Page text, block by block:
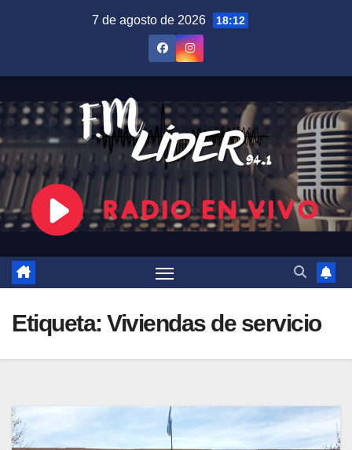
7 de agosto de 2026 18:12
Etiqueta: Viviendas de servicio